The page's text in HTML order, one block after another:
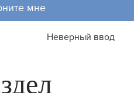
мне
Неверный ввод